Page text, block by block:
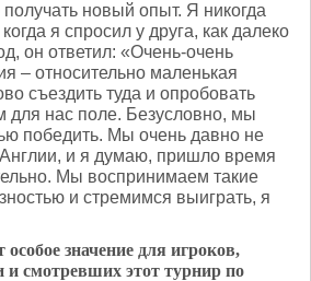
новый опыт. Я никогда
я спросил у друга, как далеко
он ответил: «Очень-очень
– относительно маленькая
съездить туда и опробовать
для нас поле. Безусловно, мы
победить. Мы очень давно не
и я думаю, пришло время
Мы воспринимаем такие
и стремимся выиграть, я
значение для игроков,
смотревших этот турнир по